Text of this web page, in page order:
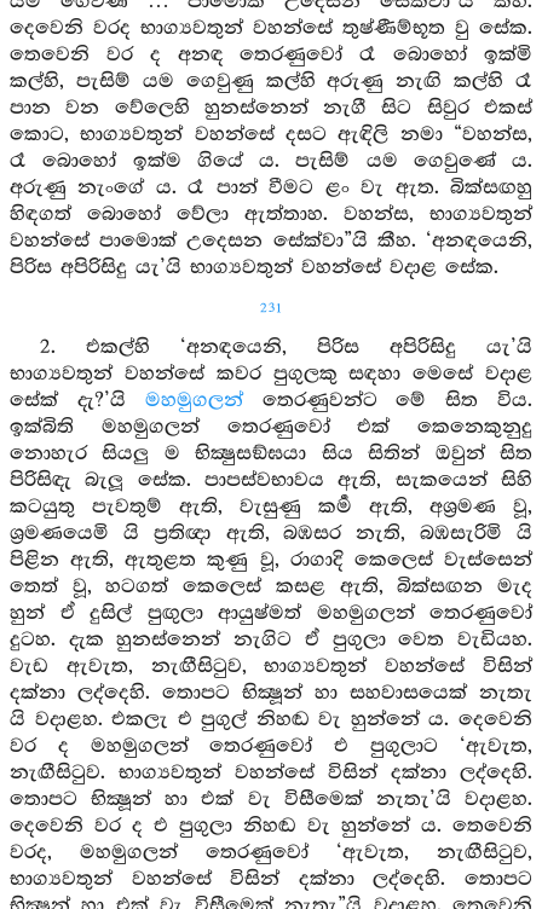
දෙවෙනි වරද භාග්‍යවතුන් වහන්සේ තුෂ්ණීම්භූත වු සේක.
තෙවෙනි වර ද අනඳ තෙරණුවෝ රෑ බොහෝ ඉක්මි
කල්හි, පැසිම් යම ගෙවුණු කල්හි අරුණු නැඟි කල්හි රෑ
පාන වන වේලෙහි හුනස්නෙන් නැගී සිට සිවුර එකස්
කොට, භාග්‍යවතුන් වහන්සේ දසට ඇඳිලි නමා “වහන්ස,
රෑ බොහෝ ඉක්ම ගියේ ය. පැසිම් යම ගෙවුණේ ය.
අරුණු නැංගේ ය. රෑ පාන් වීමට ළං වැ ඇත. බික්සඟහු
හිඳගත් බොහෝ වේලා ඇත්තාහ. වහන්ස, භාග්‍යවතුන්
වහන්සේ පාමොක් උදෙසන සේක්වා”යි කීහ. ‘අනඳයෙනි,
පිරිස අපිරිසිදු යැ’යි භාග්‍යවතුන් වහන්සේ වදාළ සේක.
231
2. එකල්හි ‘අනඳයෙනි, පිරිස අපිරිසිදු යැ’යි
භාග්‍යවතුන් වහන්සේ කවර පුගුලකු සඳහා මෙසේ වදාළ
සේක් දැ?’යි මහමුගලන්තෙරණුවන්ට මේ සිත විය.
ඉක්බිති මහමුගලන් තෙරණුවෝ එක් කෙනෙකුනුදු
නොහැර සියලු ම භික්‍ෂුසඞ්ඝයා සිය සිතින් ඔවුන් සිත
පිරිසිඳැ බැලූ සේක. පාපස්වභාවය ඇති, සැකයෙන් සිහි
කටයුතු පැවතුම් ඇති, වැසුණු කර්‍ම ඇති, අශ්‍රමණ වූ,
ශ්‍රමණයෙමි යි ප්‍රතිඥා ඇති, බඹසර නැති, බඹසැරිමි යි
පිළින ඇති, ඇතුළත කුණු වූ, රාගාදි කෙලෙස් වැස්සෙන්
තෙත් වූ, හටගත් කෙලෙස් කසළ ඇති, බික්සඟන මැද
හුන් ඒ දුසිල් පුඟුලා ආයුෂ්මත් මහමුගලන් තෙරණුවෝ
දුටහ. දැක හුනස්නෙන් නැගිට ඒ පුගුලා වෙත වැඩියහ.
වැඩ ඇවැත, නැඟීසිටුව, භාග්‍යවතුන් වහන්සේ විසින්
දක්නා ලද්දෙහි. තොපට භික්‍ෂූන් හා සහවාසයෙක් නැතැ
යි වදාළහ. එකලැ එ පුගුල් නිහඬ වැ හුන්නේ ය. දෙවෙනි
වර ද මහමුගලන් තෙරණුවෝ එ පුගුලාට ‘ඇවැත,
නැඟීසිටුව. භාග්‍යවතුන් වහන්සේ විසින් දක්නා ලද්දෙහි.
තොපට භික්‍ෂූන් හා එක් වැ විසීමෙක් නැතැ’යි වදාළහ.
දෙවෙනි වර ද එ පුගුලා නිහඬ වැ හුන්නේ ය. තෙවෙනි
වරද, මහමුගලන් තෙරණුවෝ ‘ඇවැත, නැඟීසිටුව,
භාග්‍යවතුන් වහන්සේ විසින් දක්නා ලද්දෙහි. තොපට